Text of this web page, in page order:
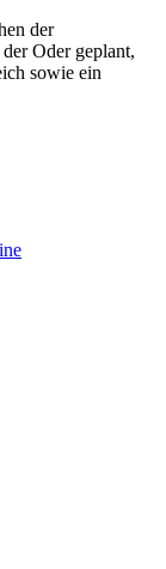
der
Oder geplant,
sowie ein